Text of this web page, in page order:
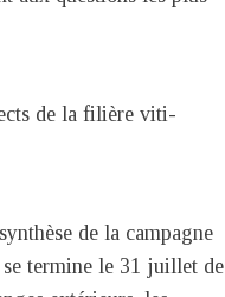
de la filière viti-
de la campagne
termine le 31 juillet de